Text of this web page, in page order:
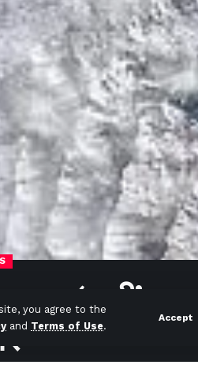
you agree to the
and Terms of Use.
Accept
‘यागी’